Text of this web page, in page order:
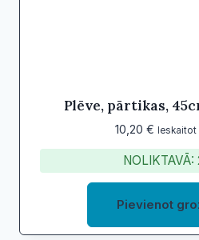
Plēve, pārtikas,
10,20 € Ieskaitot
NOLIKTAVĀ:
Pievienot